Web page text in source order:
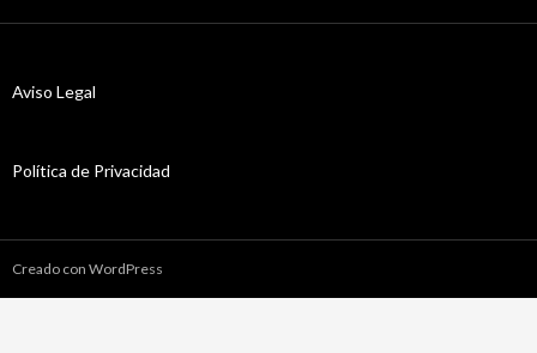
Aviso Legal
Política de Privacidad
Creado con WordPress